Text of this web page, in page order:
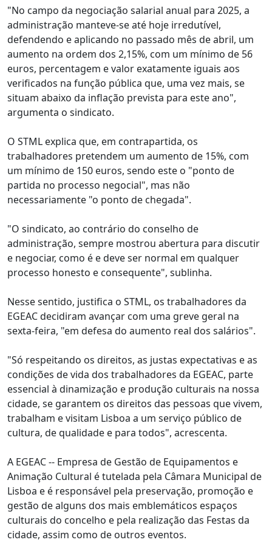
"No campo da negociação salarial anual para 2025, a
administração manteve-se até hoje irredutível,
defendendo e aplicando no passado mês de abril, um
aumento na ordem dos 2,15%, com um mínimo de 56
euros, percentagem e valor exatamente iguais aos
verificados na função pública que, uma vez mais, se
situam abaixo da inflação prevista para este ano",
argumenta o sindicato.
O STML explica que, em contrapartida, os
trabalhadores pretendem um aumento de 15%, com
um mínimo de 150 euros, sendo este o "ponto de
partida no processo negocial", mas não
necessariamente "o ponto de chegada".
"O sindicato, ao contrário do conselho de
administração, sempre mostrou abertura para discutir
e negociar, como é e deve ser normal em qualquer
processo honesto e consequente", sublinha.
Nesse sentido, justifica o STML, os trabalhadores da
EGEAC decidiram avançar com uma greve geral na
sexta-feira, "em defesa do aumento real dos salários".
"Só respeitando os direitos, as justas expectativas e as
condições de vida dos trabalhadores da EGEAC, parte
essencial à dinamização e produção culturais na nossa
cidade, se garantem os direitos das pessoas que vivem,
trabalham e visitam Lisboa a um serviço público de
cultura, de qualidade e para todos", acrescenta.
A EGEAC -- Empresa de Gestão de Equipamentos e
Animação Cultural é tutelada pela Câmara Municipal de
Lisboa e é responsável pela preservação, promoção e
gestão de alguns dos mais emblemáticos espaços
culturais do concelho e pela realização das Festas da
cidade, assim como de outros eventos.